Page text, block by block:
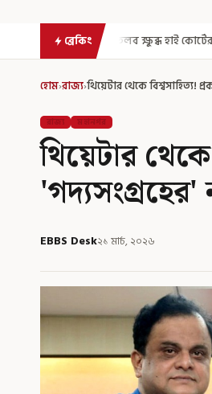
ব্রেকিং
ক্ষুব্ধ হাই কোর্টের থেঁতলানো
হোম›রাজ্য›থিয়েটার থেকে বিশ্বসাহিত্য!
রাজ্য মহানগর
থিয়েটার
EBBS Desk২১ মার্চ, ২০২৬